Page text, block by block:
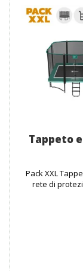
Tappeto
Pack XXL
rete di